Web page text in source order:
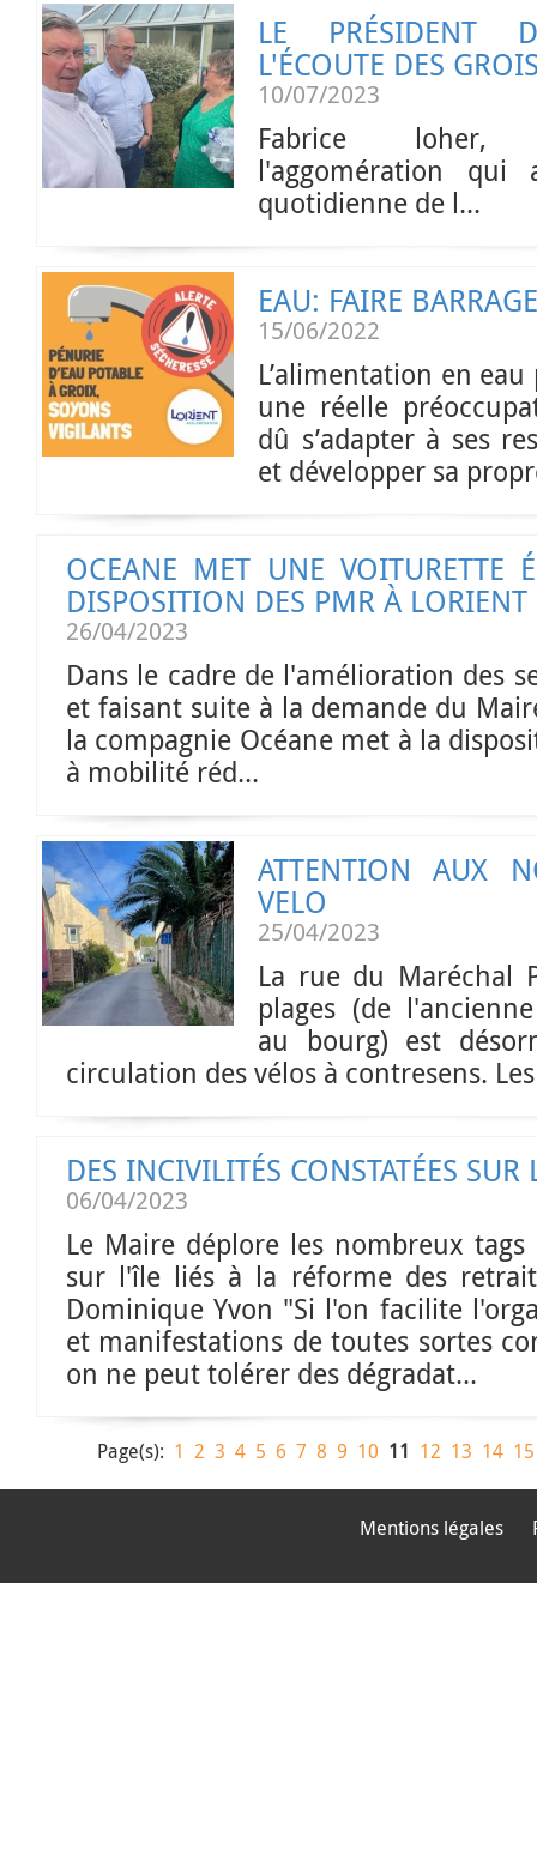
LE PRÉSIDENT
L'ÉCOUTE DES
10/07/2023
Fabrice loher,
l'aggomération qui
quotidienne de l...
EAU: FAIRE
15/06/2022
L’alimentation en
une réelle
dû s’adapter à ses
et développer sa
OCEANE MET UNE VOITURETTE
DISPOSITION DES PMR À LORIENT
26/04/2023
Dans le cadre de l'amélioration des
et faisant suite à la demande du
la compagnie Océane met à la
à mobilité réd...
ATTENTION AUX
VELO
25/04/2023
La rue du Maréchal
plages (de
au bourg) est
circulation des vélos à contresens.
DES INCIVILITÉS CONSTATÉES SUR
06/04/2023
Le Maire déplore les nombreux
sur l'île liés à la réforme des
Dominique Yvon "Si l'on facilite
et manifestations de toutes sortes
on ne peut tolérer des dégradat...
Page(s): 1 2 3 4 5 6 7 8 9 10 11 12 13 14 15
Mentions légales